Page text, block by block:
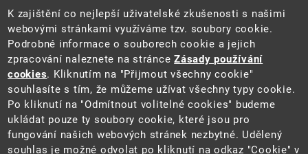
SOCIÁLNÍ SÍTĚ
2026 ©Česká geologická služba(ČGS). ČGS je státní
K zajištění co nejlepší uživatelské zkušenosti s našimi
webovými stránkami využíváme tzv. soubory cookie.
Podrobné informace o souborech cookie a jejich
zpracování naleznete na stránceZásady používání
cookies. Kliknutím na "Přijmout všechny cookie"
souhlasíte s tím, že můžeme užívat všechny typy cookie.
Po kliknutí na "Odmítnout volitelné cookies" budeme
ukládat pouze ty soubory cookie, které jsou pro
fungování našich webových stránek nezbytné. Udělený
souhlas je možné odvolat po kliknutí na odkaz "Cookie" v